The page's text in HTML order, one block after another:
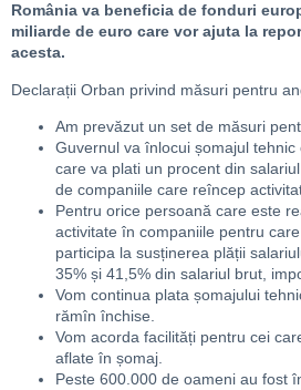
România va beneficia de fonduri
miliarde de euro care vor ajuta la
acesta.
Declarații Orban privind măsuri pentru
Am prevăzut un set de măsuri
Guvernul va înlocui șomajul
care va plati un procent din
de companiile care reîncep
Pentru orice persoană care este
activitate în companiile pentru
participa la susținerea plății
35% și 41,5% din salariul brut,
Vom continua plata șomajului
rămîn închise.
Vom acorda facilități pentru cei
aflate în șomaj.
Peste 600.000 de oameni au fost